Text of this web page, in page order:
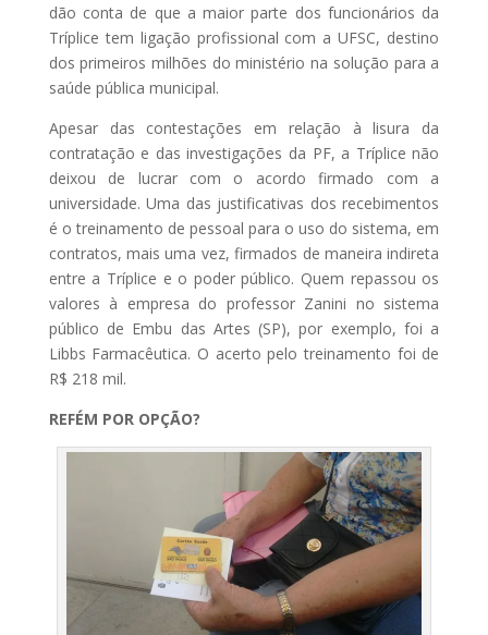
dão conta de que a maior parte dos funcionários da
Tríplice tem ligação profissional com a UFSC, destino
dos primeiros milhões do ministério na solução para a
saúde pública municipal.
Apesar das contestações em relação à lisura da
contratação e das investigações da PF, a Tríplice não
deixou de lucrar com o acordo firmado com a
universidade. Uma das justificativas dos recebimentos
é o treinamento de pessoal para o uso do sistema, em
contratos, mais uma vez, firmados de maneira indireta
entre a Tríplice e o poder público. Quem repassou os
valores à empresa do professor Zanini no sistema
público de Embu das Artes (SP), por exemplo, foi a
Libbs Farmacêutica. O acerto pelo treinamento foi de
R$ 218 mil.
REFÉM POR OPÇÃO?